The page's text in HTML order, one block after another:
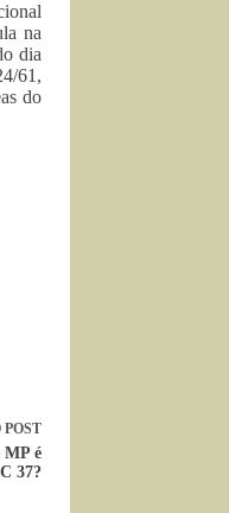
na
dia
61,
do
POST
MP é
37?